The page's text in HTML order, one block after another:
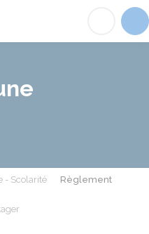
- Scolarité
Règlement